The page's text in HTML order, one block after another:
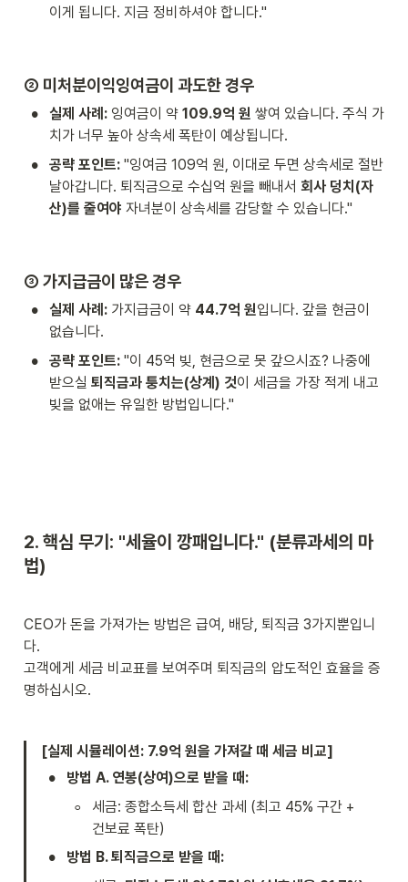
이게 됩니다. 지금 정비하셔야 합니다."
② 미처분이익잉여금이 과도한 경우
• 실제 사례: 잉여금이 약 109.9억 원 쌓여 있습니다. 주식 가
치가 너무 높아 상속세 폭탄이 예상됩니다.
• 공략 포인트: "잉여금 109억 원, 이대로 두면 상속세로 절반
날아갑니다. 퇴직금으로 수십억 원을 빼내서 회사 덩치(자
산)를 줄여야 자녀분이 상속세를 감당할 수 있습니다."
③ 가지급금이 많은 경우
• 실제 사례: 가지급금이 약 44.7억 원입니다. 갚을 현금이
없습니다.
• 공략 포인트: "이 45억 빚, 현금으로 못 갚으시죠? 나중에
받으실 퇴직금과 퉁치는(상계) 것이 세금을 가장 적게 내고
빚을 없애는 유일한 방법입니다."
2. 핵심 무기: "세율이 깡패입니다." (분류과세의 마
법)
CEO가 돈을 가져가는 방법은 급여, 배당, 퇴직금 3가지뿐입니
다.
고객에게 세금 비교표를 보여주며 퇴직금의 압도적인 효율을 증
명하십시오.
[실제 시뮬레이션: 7.9억 원을 가져갈 때 세금 비교]
• 방법 A. 연봉(상여)으로 받을 때:
◦
세금: 종합소득세 합산 과세 (최고 45% 구간 +
건보료 폭탄)
• 방법 B. 퇴직금으로 받을 때: